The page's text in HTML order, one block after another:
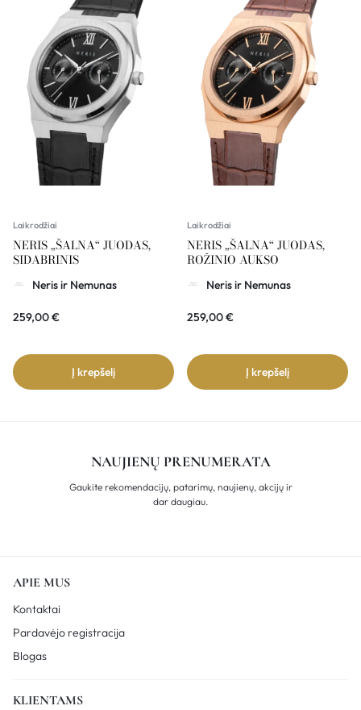
Laikrodžiai
NERIS „ŠALNA“ JUODAS,
SIDABRINIS
Neris ir Nemunas
259,00€
Į krepšelį
Laikrodžiai
NERIS „ŠALNA“ JUODAS,
ROŽINIO AUKSO
Neris ir Nemunas
259,00€
Į krepšelį
NAUJIENŲ PRENUMERATA
Gaukite rekomendacijų, patarimų, naujienų, akcijų ir
dar daugiau.
APIE MUS
Kontaktai
Pardavėjo registracija
Blogas
KLIENTAMS